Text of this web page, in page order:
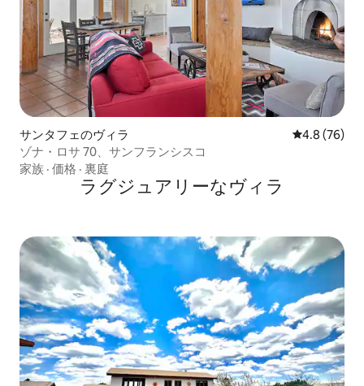
サンタフェのヴィラ レビュー76
4.8 (76)
ゾナ・ロサ 70、サンフランシスコ
家族 · 価格 · 裏庭
ラグジュアリーなヴィラ